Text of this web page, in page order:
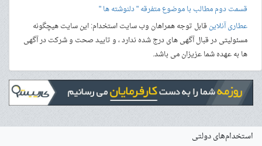
قسمت دوم مطالب با موضوع متفرقه " دلنوشته ها "
عطاری آنلاینقابل توجه همراهان وب سایت استخدام: این سایت هیچگونه
مسئولیتی در قبال آگهی های درج شده ندارد ، و تایید صحت و شرکت در آگهی
ها به عهده شما عزیزان می باشد.
استخدام‌های دولتی